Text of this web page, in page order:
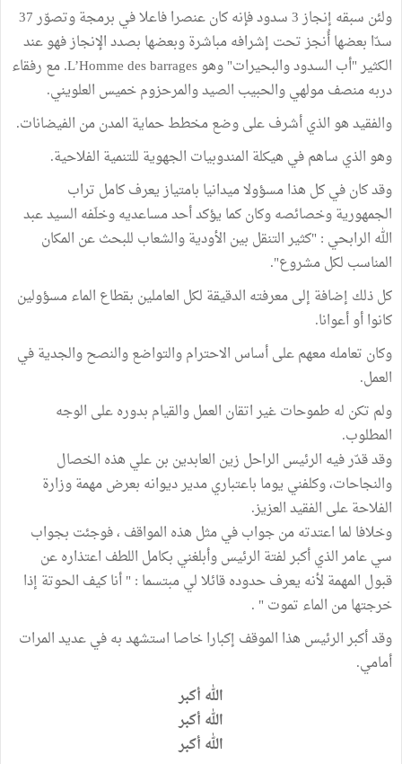
ولئن سبقه إنجاز 3 سدود فإنه كان عنصرا فاعلا في برمجة وتصوّر 37
سدّا بعضها أُنجز تحت إشرافه مباشرة وبعضها بصدد الإنجاز فهو عند
الكثير "أب السدود والبحيرات" وهو L’Homme des barrages. مع رفقاء
دربه منصف مولهي والحبيب الصيد والمرحزوم خميس العلويني.
والفقيد هو الذي أشرف على وضع مخطط حماية المدن من الفيضانات.
وهو الذي ساهم في هيكلة المندوبيات الجهوية للتنمية الفلاحية.
وقد كان في كل هذا مسؤولا ميدانيا بامتياز يعرف كامل تراب
الجمهورية وخصائصه وكان كما يؤكد أحد مساعديه وخلَفه السيد عبد
الله الرابحي : "كثير التنقل بين الأودية والشعاب للبحث عن المكان
المناسب لكل مشروع".
كل ذلك إضافة إلى معرفته الدقيقة لكل العاملين بقطاع الماء مسؤولين
كانوا أو أعوانا.
وكان تعامله معهم على أساس الاحترام والتواضع والنصح والجدية في
العمل.
ولم تكن له طموحات غير اتقان العمل والقيام بدوره على الوجه
المطلوب.
وقد قدّر فيه الرئيس الراحل زين العابدين بن علي هذه الخصال
والنجاحات، وكلفني يوما باعتباري مدير ديوانه بعرض مهمة وزارة
الفلاحة على الفقيد العزيز.
وخلافا لما اعتدته من جواب في مثل هذه المواقف ، فوجئت بجواب
سي عامر الذي أكبر لفتة الرئيس وأبلغني بكامل اللطف اعتذاره عن
قبول المهمة لأنه يعرف حدوده قائلا لي مبتسما : " أنا كيف الحوتة إذا
خرجتها من الماء تموت " .
وقد أكبر الرئيس هذا الموقف إكبارا خاصا استشهد به في عديد المرات
أمامي.
الله أكبر
الله أكبر
الله أكبر